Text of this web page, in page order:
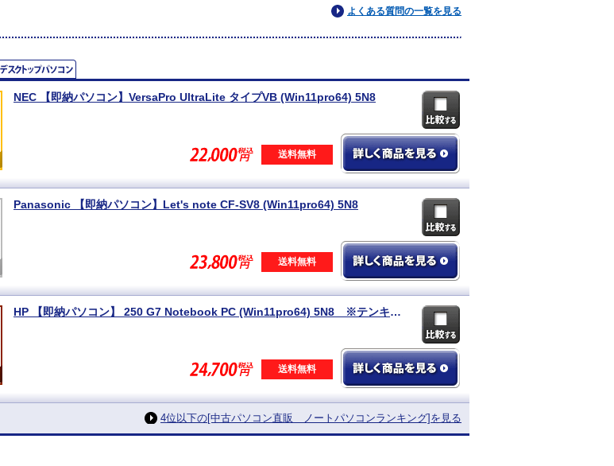
よくある質問の一覧を見る
NEC 【即納パソコン】VersaPro UltraLite タイプVB (Win11pro64) 5N8
送料無料
Panasonic 【即納パソコン】Let's note CF-SV8 (Win11pro64) 5N8
送料無料
HP 【即納パソコン】 250 G7 Notebook PC (Win11pro64) 5N8 ※テンキー付
送料無料
4位以下の[中古パソコン直販 ノートパソコンランキング]を見る